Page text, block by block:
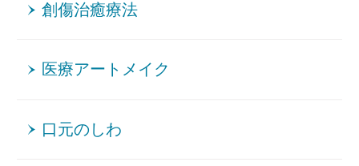
創傷治癒療法
医療アートメイク
口元のしわ